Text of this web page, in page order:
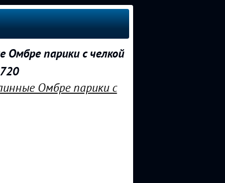
парики с челкой
Омбре парики с